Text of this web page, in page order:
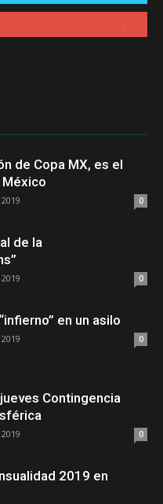
de Copa MX, es el
0
de la
0
en un asilo
0
Contingencia
0
2019 en